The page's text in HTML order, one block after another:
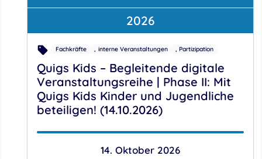
2026
Quigs Kids – Begleitende digitale
Veranstaltungsreihe | Phase II: Mit
Quigs Kids Kinder und Jugendliche
beteiligen! (14.10.2026)
Fachkräfte interne Veranstaltungen Partizipation
14. Oktober 2026